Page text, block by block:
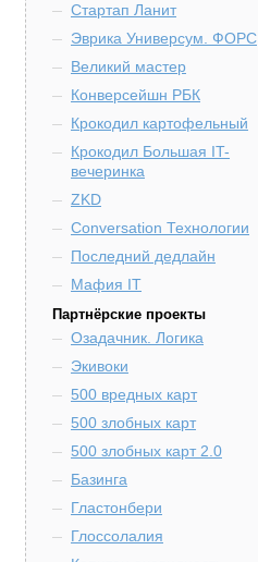
Стартап Ланит
Эврика Универсум. ФОРС
Великий мастер
Конверсейшн РБК
Крокодил картофельный
Крокодил Большая IT-
вечеринка
ZKD
Conversation Технологии
Последний дедлайн
Мафия IT
Партнёрские проекты
Озадачник. Логика
Экивоки
500 вредных карт
500 злобных карт
500 злобных карт 2.0
Базинга
Гластонбери
Глоссолалия